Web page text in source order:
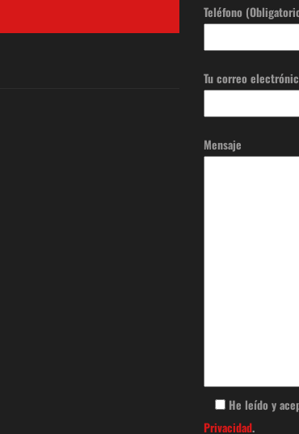
Teléfono
Tu correo
Mensaje
He leído y
Privacidad.